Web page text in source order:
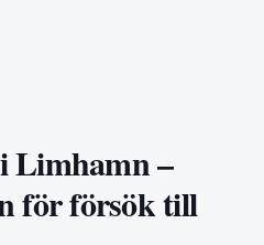
Limhamn –
för försök till